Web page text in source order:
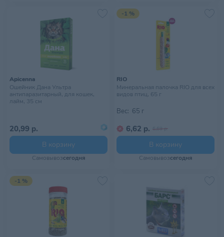
Apicenna
Ошейник Дана Ультра
антипаразитарный, для кошек,
лайм, 35 см
20,99 р.
В корзину
Самовывозсегодня
-1 %
RIO
Минеральная палочка RIO для всех
видов птиц, 65 г
Вес: 65 г
6,62 р. 6,69 р.
В корзину
Самовывозсегодня
-1 %